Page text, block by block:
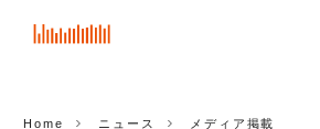
Home ニュース
メディア掲載